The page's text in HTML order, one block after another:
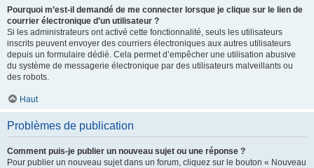
Pourquoi m’est-il demandé de me connecter lorsque je clique sur le lien de
courrier électronique d’un utilisateur ?
Si les administrateurs ont activé cette fonctionnalité, seuls les utilisateurs
inscrits peuvent envoyer des courriers électroniques aux autres utilisateurs
depuis un formulaire dédié. Cela permet d’empêcher une utilisation abusive
du système de messagerie électronique par des utilisateurs malveillants ou
des robots.
Haut
Problèmes de publication
Comment puis-je publier un nouveau sujet ou une réponse ?
Pour publier un nouveau sujet dans un forum, cliquez sur le bouton « Nouveau